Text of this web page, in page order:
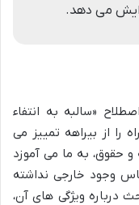
می دهد.
«سالبه به انتفاء
از بیراهه تمییز می
حقوق، به ما می آموزد
وجود خارجی نداشته
درباره ویژگی های آن،